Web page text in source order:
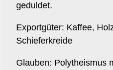
geduldet.
Exportgüter: Kaffee,
Schieferkreide
Glauben: Polytheismus